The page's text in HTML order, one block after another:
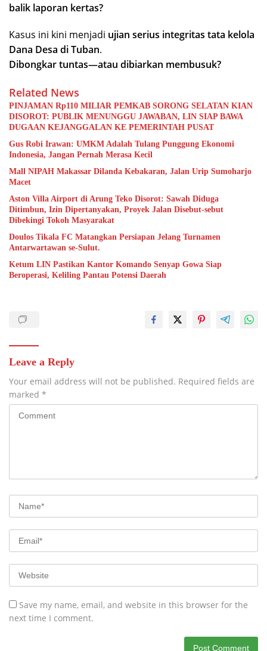
balik laporan kertas?
Kasus ini kini menjadi ujian serius integritas tata kelola
Dana Desa di Tuban.
Dibongkar tuntas—atau dibiarkan membusuk?
Related News
PINJAMAN Rp110 MILIAR PEMKAB SORONG SELATAN KIAN
DISOROT: PUBLIK MENUNGGU JAWABAN, LIN SIAP BAWA
DUGAAN KEJANGGALAN KE PEMERINTAH PUSAT
Gus Robi Irawan: UMKM Adalah Tulang Punggung Ekonomi
Indonesia, Jangan Pernah Merasa Kecil
Mall NIPAH Makassar Dilanda Kebakaran, Jalan Urip Sumoharjo
Macet
Aston Villa Airport di Arung Teko Disorot: Sawah Diduga
Ditimbun, Izin Dipertanyakan, Proyek Jalan Disebut-sebut
Dibekingi Tokoh Masyarakat
Doulos Tikala FC Matangkan Persiapan Jelang Turnamen
Antarwartawan se-Sulut.
Ketum LIN Pastikan Kantor Komando Senyap Gowa Siap
Beroperasi, Keliling Pantau Potensi Daerah
Leave a Reply
Your email address will not be published. Required fields are
marked *
Save my name, email, and website in this browser for the
next time I comment.